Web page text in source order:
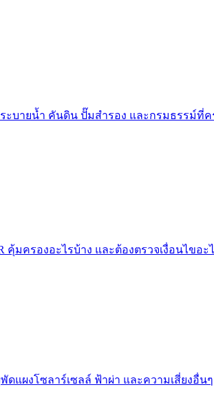
ะบายน้ำ คันดิน ปั๊มสำรอง และกรมธรรม์ที่
มครองอะไรบ้าง และต้องตรวจเงื่อนไขอะ
แผงโซลาร์เซลล์ ฟ้าผ่า และความเสี่ยงอื่นๆ